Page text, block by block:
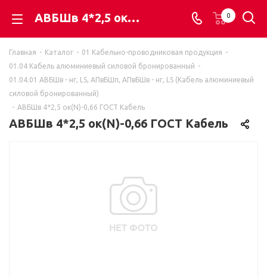
АВБШв 4*2,5 ок(N)-0,66 ГОСТ Кабель - ВАЯК - всё для электромонтажа 0
Главная - Каталог - 01 Кабельно-проводниковая продукция -
01.04 Кабель алюминиевый силовой бронированный -
01.04.01 АВБШв - нг, LS, АПвБШп, АПвБШв - нг, LS (Кабель алюминиевый
силовой бронированный)
- АВБШв 4*2,5 ок(N)-0,66 ГОСТ Кабель
АВБШв 4*2,5 ок(N)-0,66 ГОСТ Кабель